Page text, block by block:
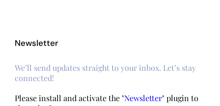
Newsletter
We’ll send updates straight to your inbox. Let’s stay
connected!
Please install and activate the "Newsletter" plugin to